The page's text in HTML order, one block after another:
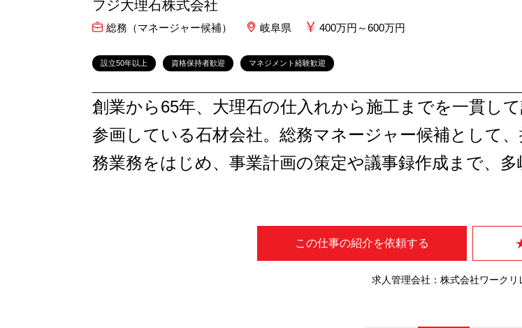
フジ大理石株式会社
総務（マネージャー候補） 岐阜県 400万円～600万円
設立50年以上 資格保持者歓迎 マネジメント経験歓迎
創業から65年、大理石の仕入れから施工までを一貫し
参画している石材会社。総務マネージャー候補として
務業務をはじめ、事業計画の策定や議事録作成まで、
この仕事の紹介を依頼する
求人管理会社：株式会社ワークリ